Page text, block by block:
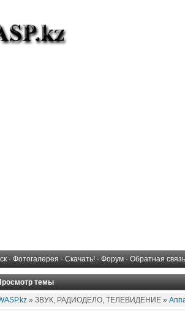
· Фотогалерея · Скачать! · Форум · Обратная связь
темы
» ЗВУК, РАДИОДЕЛО, ТЕЛЕВИДЕНИЕ »